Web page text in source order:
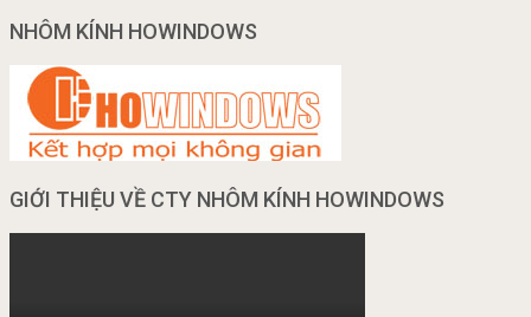
NHÔM KÍNH HOWINDOWS
GIỚI THIỆU VỀ CTY NHÔM KÍNH HOWINDOWS